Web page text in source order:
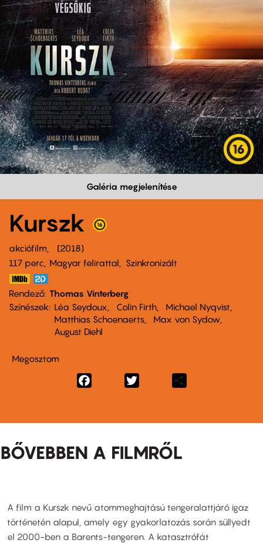
Galéria megjelenítése
Kurszk
akciófilm
2018
117 perc,
Magyar felirattal Szinkronizált
Rendező Thomas Vinterberg
Színészek
Léa Seydoux Colin Firth
Michael Nyqvist
Matthias Schoenaerts
Max von Sydow
August Diehl
Megosztom
Facebook
BŐVEBBEN A FILMRŐL
A film a Kurszk nevű atommeghajtású tengeralattjáró igaz
történetén alapul, amely egy gyakorlatozás során süllyedt
el 2000-ben a Barents-tengeren. A katasztrófát